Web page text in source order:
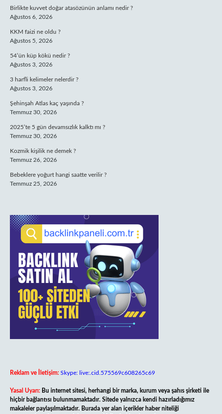
Birlikte kuvvet doğar atasözünün anlamı nedir ?
Ağustos 6, 2026
KKM faizi ne oldu ?
Ağustos 5, 2026
54’ün küp kökü nedir ?
Ağustos 3, 2026
3 harfli kelimeler nelerdir ?
Ağustos 3, 2026
Şehinşah Atlas kaç yaşında ?
Temmuz 30, 2026
2025’te 5 gün devamsızlık kalktı mı ?
Temmuz 30, 2026
Kozmik kişilik ne demek ?
Temmuz 26, 2026
Bebeklere yoğurt hangi saatte verilir ?
Temmuz 25, 2026
Reklam ve İletişim: Skype: live:.cid.575569c608265c69
Yasal Uyarı: Bu internet sitesi, herhangi bir marka, kurum veya şahıs şirketi ile
hiçbir bağlantısı bulunmamaktadır. Sitede yalnızca kendi hazırladığımız
makaleler paylaşılmaktadır. Burada yer alan içerikler haber niteliği